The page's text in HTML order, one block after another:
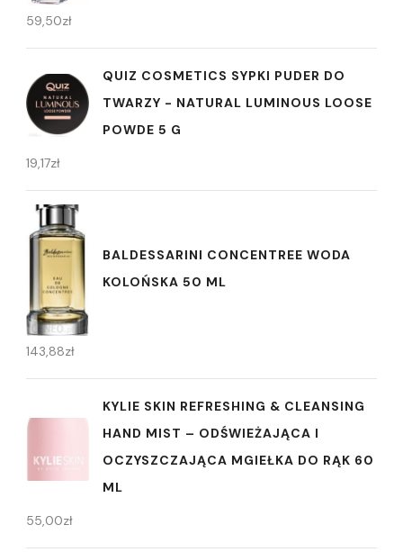
59,50zł
QUIZ COSMETICS SYPKI PUDER DO
TWARZY - NATURAL LUMINOUS LOOSE
POWDE 5 G
19,17zł
BALDESSARINI CONCENTREE WODA
KOLOŃSKA 50 ML
143,88zł
KYLIE SKIN REFRESHING & CLEANSING
HAND MIST – ODŚWIEŻAJĄCA I
OCZYSZCZAJĄCA MGIEŁKA DO RĄK 60
ML
55,00zł